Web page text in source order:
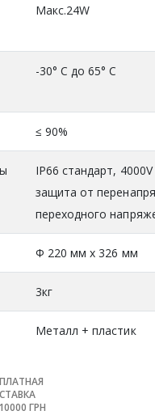
Макс.24W
-30° C до 65° C
≤ 90%
IP66 стандарт,
защита от
переходного
Φ 220 мм x 326 мм
3кг
Металл + пластик
ГРН